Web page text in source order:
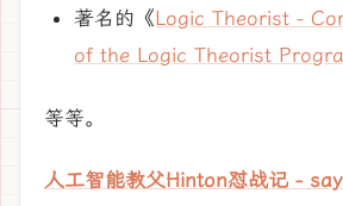
著名的《Logic Theorist -
of the Logic Theorist
等等。
人工智能教父Hinton怼战记 -